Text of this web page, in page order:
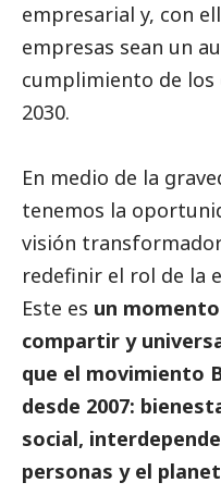
empresarial y, con
empresas sean un
cumplimiento de los
2030.
En medio de la
tenemos la
visión
redefinir el rol de la
Este es un
compartir y
que el movimiento
desde 2007:
social,
personas y el